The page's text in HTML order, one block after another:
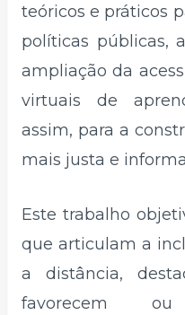
teóricos e práticos
políticas públicas,
ampliação da
virtuais de
assim, para a
mais justa e
Este trabalho
que articulam a
a distância,
favorecem